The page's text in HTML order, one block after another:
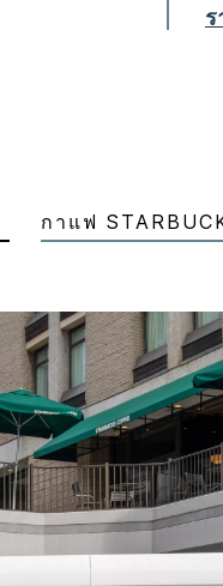
ร
กาแฟ